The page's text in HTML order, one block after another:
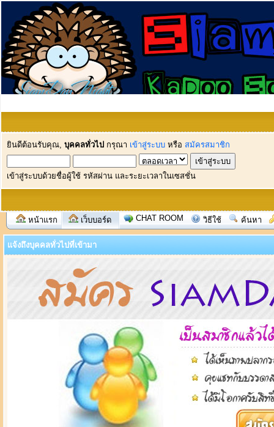
ยินดีต้อนรับคุณ, บุคคลทั่วไป กรุณา เข้าสู่ระบบ หรือ สมัครสมาชิก
เข้าสู่ระบบด้วยชื่อผู้ใช้ รหัสผ่าน และระยะเวลาในเซสชั่น
หน้าแรก เว็บบอร์ด CHAT ROOM วิธีใช้ ค้นหา
แจ้งถึงบุคคลทั่วไปที่เข้ามา